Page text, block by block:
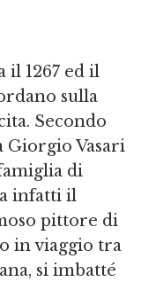
il 1267 ed il
sulla
Secondo
Giorgio Vasari
di
infatti il
pittore di
in viaggio tra
si imbatté